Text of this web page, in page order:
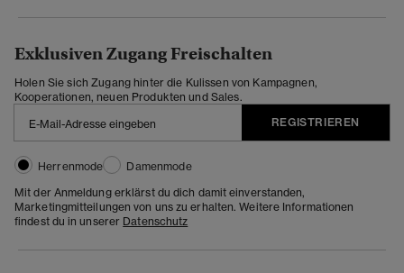
Exklusiven Zugang Freischalten
Holen Sie sich Zugang hinter die Kulissen von Kampagnen,
Kooperationen, neuen Produkten und Sales.
REGISTRIEREN
Herrenmode
Damenmode
Mit der Anmeldung erklärst du dich damit einverstanden,
Marketingmitteilungen von uns zu erhalten. Weitere Informationen
findest du in unserer Datenschutz